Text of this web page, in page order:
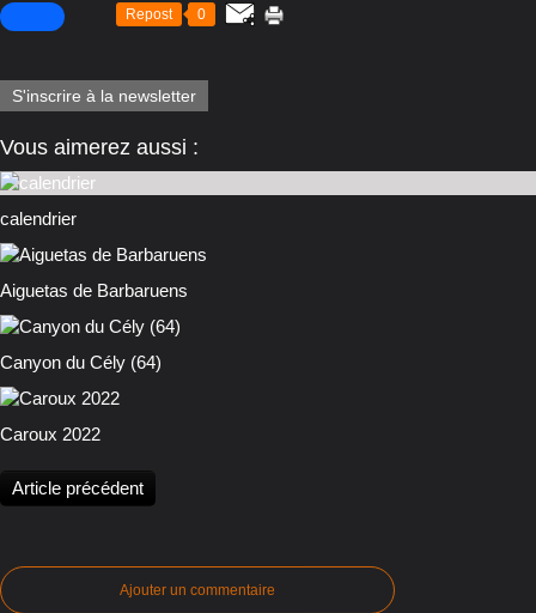
Repost 0
S'inscrire à la newsletter
Vous aimerez aussi :
calendrier
Aiguetas de Barbaruens
Canyon du Cély (64)
Caroux 2022
Article précédent
Ajouter un commentaire